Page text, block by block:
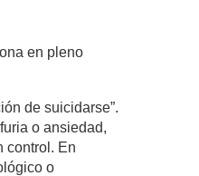
en pleno
de suicidarse”.
o ansiedad,
control. En
o